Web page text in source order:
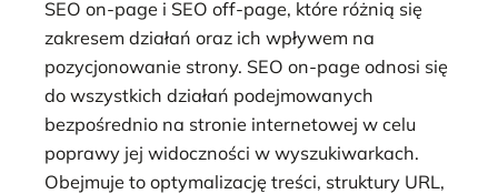
SEO on-page i SEO off-page, które różnią się
zakresem działań oraz ich wpływem na
pozycjonowanie strony. SEO on-page odnosi się
do wszystkich działań podejmowanych
bezpośrednio na stronie internetowej w celu
poprawy jej widoczności w wyszukiwarkach.
Obejmuje to optymalizację treści, struktury URL,